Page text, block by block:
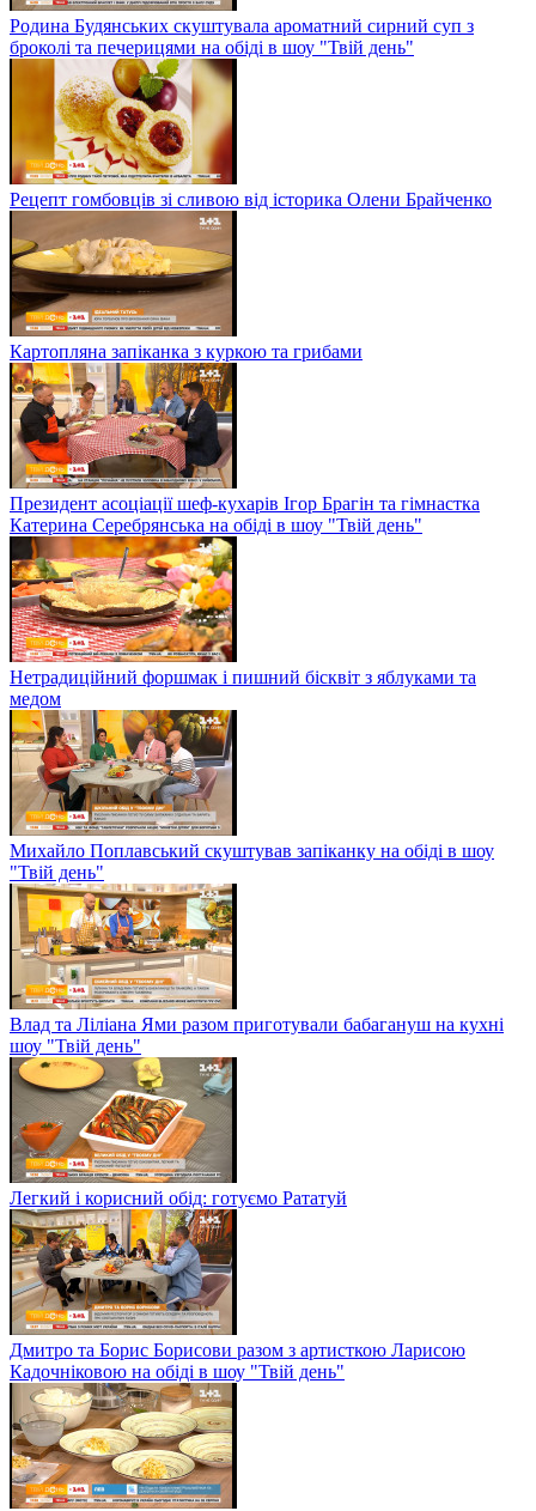
Родина Будянських скуштувала ароматний сирний суп з
броколі та печерицями на обіді в шоу "Твій день"
Рецепт гомбовців зі сливою від історика Олени Брайченко
Картопляна запіканка з куркою та грибами
Президент асоціації шеф-кухарів Ігор Брагін та гімнастка
Катерина Серебрянська на обіді в шоу "Твій день"
Нетрадиційний форшмак і пишний бісквіт з яблуками та
медом
Михайло Поплавський скуштував запіканку на обіді в шоу
"Твій день"
Влад та Ліліана Ями разом приготували бабагануш на кухні
шоу "Твій день"
Легкий і корисний обід: готуємо Рататуй
Дмитро та Борис Борисови разом з артисткою Ларисою
Кадочніковою на обіді в шоу "Твій день"